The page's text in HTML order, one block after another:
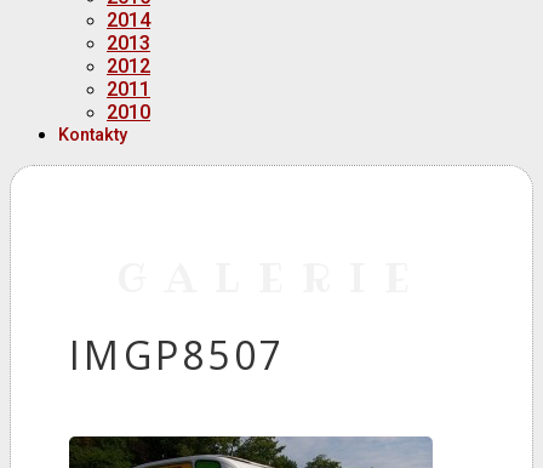
2014
2013
2012
2011
2010
Kontakty
IMGP8507